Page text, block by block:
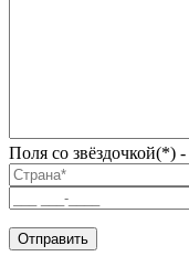
Поля со звёздочкой(*) -